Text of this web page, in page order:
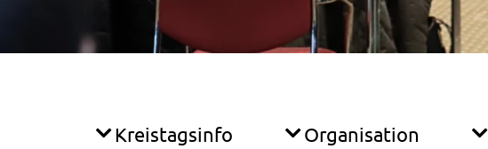
Kreistagsinfo Organisation